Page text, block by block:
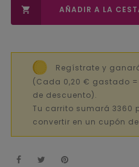
 AÑADIR A LA
Regístrate y
(Cada 0,20 € gastado =
de descuento).
Tu carrito sumará 3360
convertir en un cupón